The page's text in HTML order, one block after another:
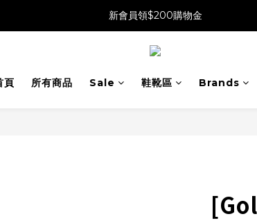
新會員領$200購物金
頁 所有商品 Sale 鞋靴區 Brands